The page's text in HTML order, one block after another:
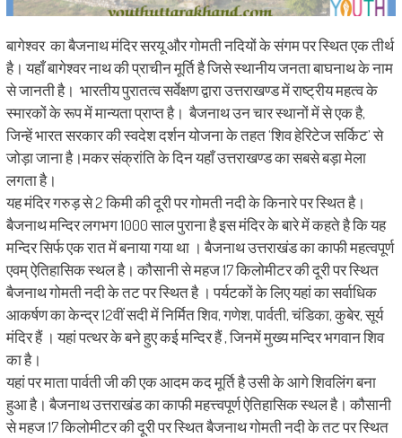
बागेश्वर का बैजनाथ मंदिर सरयू और गोमती नदियों के संगम पर स्थित एक तीर्थ
है। यहाँ बागेश्वर नाथ की प्राचीन मूर्ति है जिसे स्थानीय जनता बाघनाथ के नाम
से जानती है। भारतीय पुरातत्व सर्वेक्षण द्वारा उत्तराखण्ड में राष्ट्रीय महत्व के
स्मारकों के रूप में मान्यता प्राप्त है। बैजनाथ उन चार स्थानों में से एक है,
जिन्हें भारत सरकार की स्वदेश दर्शन योजना के तहत ‘शिव हेरिटेज सर्किट’ से
जोड़ा जाना है।मकर संक्रांति के दिन यहाँ उत्तराखण्ड का सबसे बड़ा मेला
लगता है।
यह मंदिर गरुड़ से 2 किमी की दूरी पर गोमती नदी के किनारे पर स्थित है।
बैजनाथ मन्दिर लगभग 1000 साल पुराना है इस मंदिर के बारे में कहते है कि यह
मन्दिर सिर्फ एक रात में बनाया गया था । बैजनाथ उत्तराखंड का काफी महत्वपूर्ण
एवम् ऐतिहासिक स्थल है। कौसानी से महज 17 किलोमीटर की दूरी पर स्थित
बैजनाथ गोमती नदी के तट पर स्थित है । पर्यटकों के लिए यहां का सर्वाधिक
आकर्षण का केन्द्र 12वीं सदी में निर्मित शिव, गणेश, पार्वती, चंडिका, कुबेर, सूर्य
मंदिर हैं । यहां पत्थर के बने हुए कई मन्दिर हैं , जिनमें मुख्य मन्दिर भगवान शिव
का है।
यहां पर माता पार्वती जी की एक आदम कद मूर्ति है उसी के आगे शिवलिंग बना
हुआ है। बैजनाथ उत्तराखंड का काफी महत्त्वपूर्ण ऐतिहासिक स्थल है। कौसानी
से महज 17 किलोमीटर की दूरी पर स्थित बैजनाथ गोमती नदी के तट पर स्थित